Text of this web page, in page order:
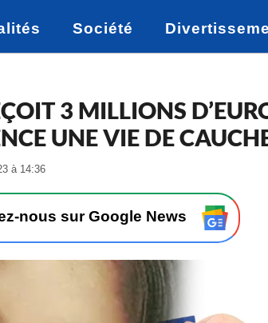
Société
3 MILLIONS
UNE VIE DE
à 14:36
2
/
0
nous sur Google News